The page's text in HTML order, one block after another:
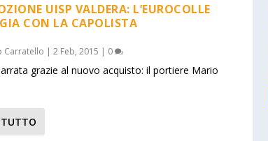
UISP VALDERA: L’EUROCOLLE
CON LA CAPOLISTA
Carratello | 2 Feb, 2015 | 0
grazie al nuovo acquisto: il portiere Mario
TUTTO